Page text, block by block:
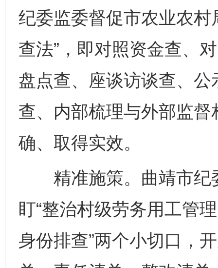
纪委监委督促市农业农村
查法”，即对照资金查、
盘点查、座谈访谈查、
查、内部梳理与外部监
确、取得实效。
精准施策。曲靖市纪
盯“整治村级劳务用工管
身份排查”两个小切口，